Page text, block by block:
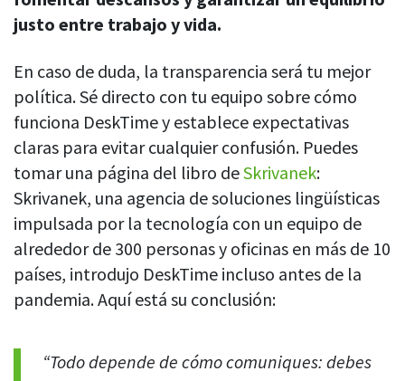
Planifique y gestione los turnos de los empleados en un solo
lugar
Calendario de ausencias
Vea quién está de baja, de vacaciones, fuera de oficina y más
Gestión de asistencia
Vea a qué hora entran o salen sus empleados y cuánto tiempo
pasan trabajando
Directorio de empleados
Encuentre fácilmente la información de contacto de otro
colega
Ubicación IP
Vea quién está trabajando desde la oficina o remoto
Ver todas las funciones
justo entre trabajo y vida.
En caso de duda, la transparencia será tu mejor
política. Sé directo con tu equipo sobre cómo
funciona DeskTime y establece expectativas
claras para evitar cualquier confusión. Puedes
tomar una página del libro deSkrivanek:
Skrivanek, una agencia de soluciones lingüísticas
impulsada por la tecnología con un equipo de
alrededor de 300 personas y oficinas en más de 10
países, introdujo DeskTime incluso antes de la
pandemia. Aquí está su conclusión:
“Todo depende de cómo comuniques: debes